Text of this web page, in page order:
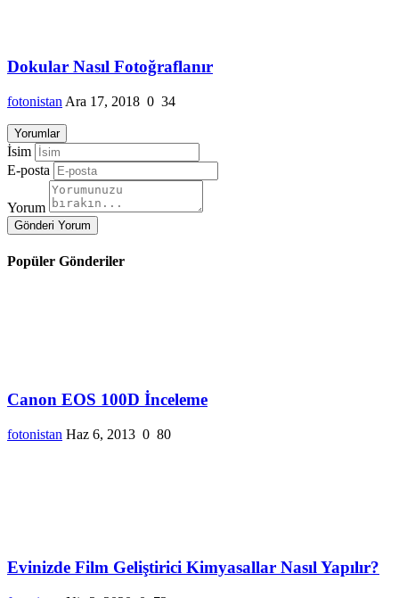
Dokular Nasıl Fotoğraflanır
fotonistan Ara 17, 2018 0 34
Yorumlar
İsim
E-posta
Yorum
Gönderi Yorum
Popüler Gönderiler
Canon EOS 100D İnceleme
fotonistan Haz 6, 2013 0 80
Evinizde Film Geliştirici Kimyasallar Nasıl Yapılır?